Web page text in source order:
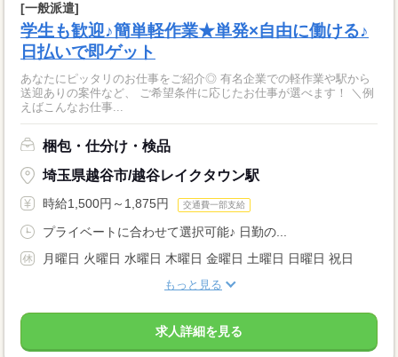
[一般派遣]
学生も歓迎♪簡単軽作業★単発×自由に働ける♪
日払いで即ゲット
あなたにピッタリのお仕事をご紹介◎ 有名企業での軽作業や駅から
送迎ありの案件など、 ご希望条件に応じたお仕事が選べます！ ＼例
えばこんなお仕事...
梱包・仕分け・検品
埼玉県越谷市/越谷レイクタウン駅
時給1,500円～1,875円 交通費一部支給
プライベートに合わせて選択可能♪ 日勤の...
月曜日 火曜日 水曜日 木曜日 金曜日 土曜日 日曜日 祝日
もっと見る
求人詳細を見る